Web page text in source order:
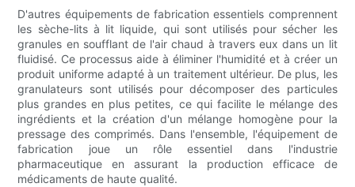
D'autres équipements de fabrication essentiels comprennent
les sèche-lits à lit liquide, qui sont utilisés pour sécher les
granules en soufflant de l'air chaud à travers eux dans un lit
fluidisé. Ce processus aide à éliminer l'humidité et à créer un
produit uniforme adapté à un traitement ultérieur. De plus, les
granulateurs sont utilisés pour décomposer des particules
plus grandes en plus petites, ce qui facilite le mélange des
ingrédients et la création d'un mélange homogène pour la
pressage des comprimés. Dans l'ensemble, l'équipement de
fabrication joue un rôle essentiel dans l'industrie
pharmaceutique en assurant la production efficace de
médicaments de haute qualité.